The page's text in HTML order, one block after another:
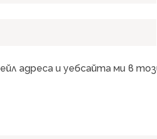
адреса и уебсайта ми в